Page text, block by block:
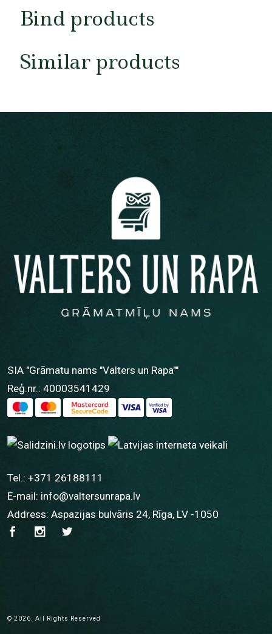
Bind products
Similar products
SIA "Grāmatu nams "Valters un Rapa""
Reģ.nr.: 40003541429
Tel.: +371 26188111
E-mail: info@valtersunrapa.lv
Address: Aspazijas bulvāris 24, Rīga, LV -1050
© 2026. All Rights Reserved